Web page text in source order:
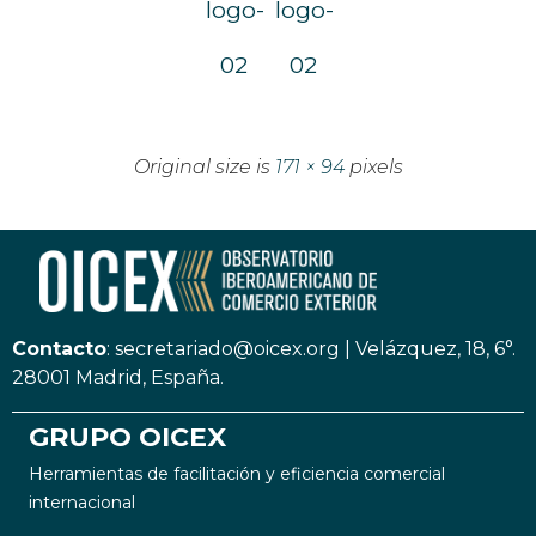
logo-
02
logo-
02
Original size is 171 × 94pixels
Contacto: secretariado@oicex.org
Velázquez, 18, 6°.
28001 Madrid, España.
GRUPO OICEX
Herramientas de facilitación y eficiencia comercial
internacional